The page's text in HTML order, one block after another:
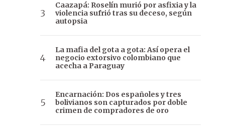
Caazapá: Roselín murió por asfixia y la
violencia sufrió tras su deceso, según
autopsia
La mafia del gota a gota: Así opera el
negocio extorsivo colombiano que
acecha a Paraguay
Encarnación: Dos españoles y tres
bolivianos son capturados por doble
crimen de compradores de oro